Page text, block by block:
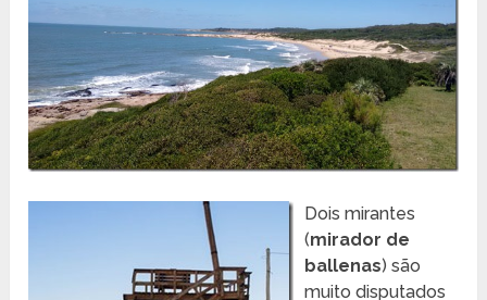
Dois mirantes
(mirador de
ballenas) são
muito disputados